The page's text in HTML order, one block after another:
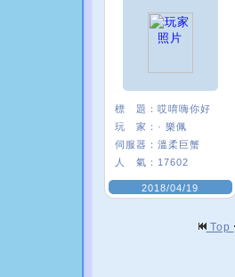
標 題： 哎唷嗨你好
玩 家： · 樂佩
伺服器： 溫柔巨蟹
人 氣： 17602
2018/04/19
Top